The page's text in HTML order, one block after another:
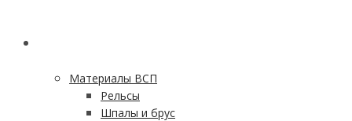
Материалы ВСП
Рельсы
Шпалы и брус